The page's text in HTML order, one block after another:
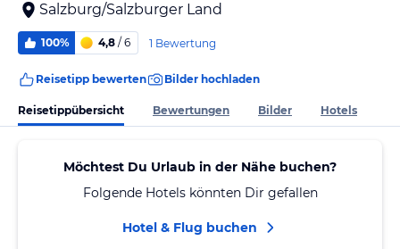
Salzburg/Salzburger Land
100% 4,8 / 6 1 Bewertung
Reisetipp bewerten Bilder hochladen
Reisetippübersicht Bewertungen Bilder Hotels
Möchtest Du Urlaub in der Nähe buchen?
Folgende Hotels könnten Dir gefallen
Hotel & Flug buchen